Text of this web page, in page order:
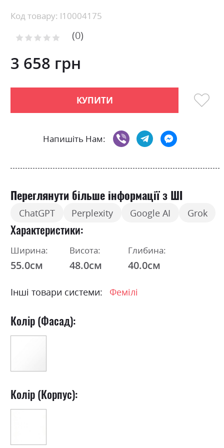
beginning
the
gallery
Код товару: l10004175
Рейтинг: 0
3 658 грн
КУПИТИ
Напишіть Нам:
Переглянути більше інформації з ШІ
ChatGPT Perplexity Google AI Grok
Характеристики
Ширина:
55.0см
Висота:
48.0см
Глибина:
40.0см
Інші товари системи: Фемілі
Колір (Фасад):
Колір (Корпус):